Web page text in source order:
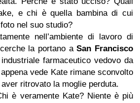
e chi è quella bambina di cui
nel suo studio?
nell’ambiente di lavoro di
la portano aSan Francisco
farmaceutico vedovo da
vede Kate rimane sconvolto
ritrovato la moglie perduta.
è veramente Kate? Niente è più